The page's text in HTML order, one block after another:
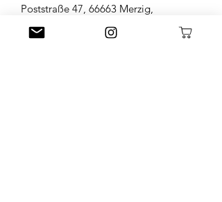
Poststraße 47, 66663 Merzig,
Deutschland,
littlel.conceptstore@gmail.com,